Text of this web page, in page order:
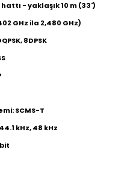
- yaklaşık 10 m (33')
GHz ila 2,480 GHz)
8DPSK
SCMS-T
kHz, 48 kHz